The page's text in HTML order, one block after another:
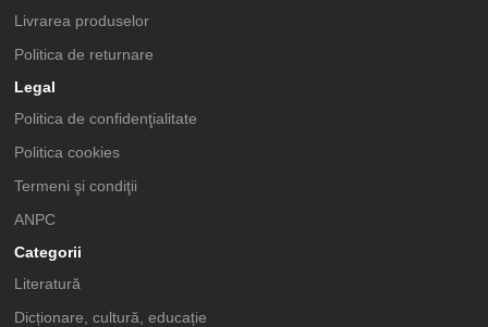
Livrarea produselor
Politica de returnare
Legal
Politica de confidenţialitate
Politica cookies
Termeni şi condiţii
ANPC
Categorii
Literatură
Dicționare, cultură, educație